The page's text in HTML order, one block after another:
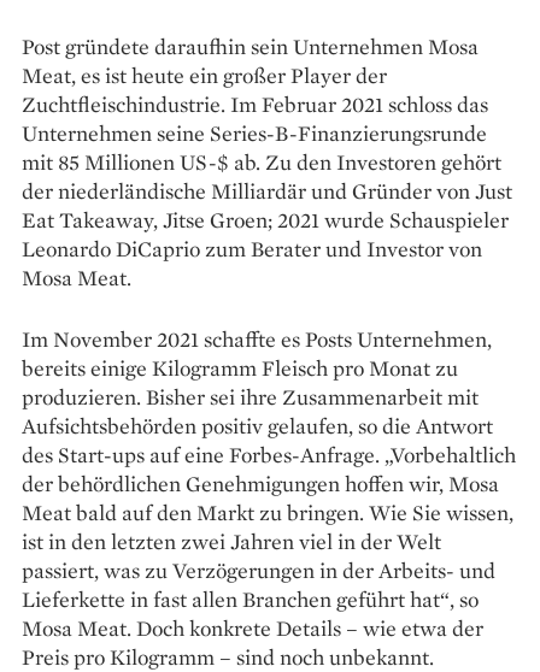
Post gründete daraufhin sein Unternehmen Mosa
Meat, es ist heute ein großer Player der
Zuchtfleischindustrie. Im Februar 2021 schloss das
Unternehmen seine Series-B-Finanzierungsrunde
mit 85 Millionen US-$ ab. Zu den Inves­toren gehört
der niederländische Milliardär und Gründer von Just
Eat Takeaway, Jitse Groen; 2021 wurde Schauspieler
Leonardo DiCaprio zum Berater und Investor von
Mosa Meat.
Im November 2021 schaffte es Posts Unternehmen,
bereits einige Kilogramm Fleisch pro Monat zu
produzieren. Bisher sei ihre Zusammenarbeit mit
Aufsichtsbehörden positiv gelaufen, so die Antwort
des Start-ups auf eine Forbes-Anfrage. „Vorbehaltlich
der behördlichen Ge­nehmigungen hoffen wir, Mosa
Meat bald auf den Markt zu bringen. Wie Sie wissen,
ist in den letzten zwei Jahren viel in der Welt
passiert, was zu Verzö­gerungen in der Arbeits- und
Liefer­kette in fast allen Branchen geführt hat“, so
Mosa Meat. Doch konkrete Details – wie etwa der
Preis pro Kilogramm – sind noch unbekannt.